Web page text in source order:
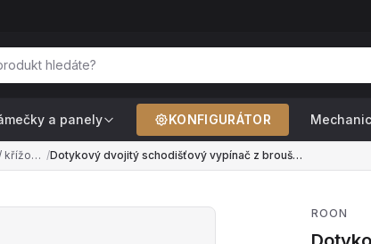
a panely KONFIGURÁTOR
Dvojité schodišťové / křížové — pro ovládání 2 světel ze 2+ míst (řazení č.6+6, č.7+7) / Dotykový dvojitý schodišťový vypínač z broušeného hliníku s wifi R-T602SW-ALU-GG
ROON